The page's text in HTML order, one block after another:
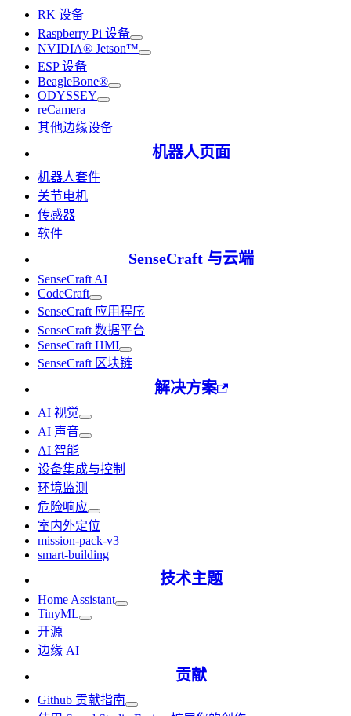
RK 设备
Raspberry Pi 设备
NVIDIA® Jetson™
ESP 设备
BeagleBone®
ODYSSEY
reCamera
其他边缘设备
机器人页面
机器人套件
关节电机
传感器
软件
SenseCraft 与云端
SenseCraft AI
CodeCraft
SenseCraft 应用程序
SenseCraft 数据平台
SenseCraft HMI
SenseCraft 区块链
解决方案
AI 视觉
AI 声音
AI 智能
设备集成与控制
环境监测
危险响应
室内外定位
mission-pack-v3
smart-building
技术主题
Home Assistant
TinyML
开源
边缘 AI
贡献
Github 贡献指南